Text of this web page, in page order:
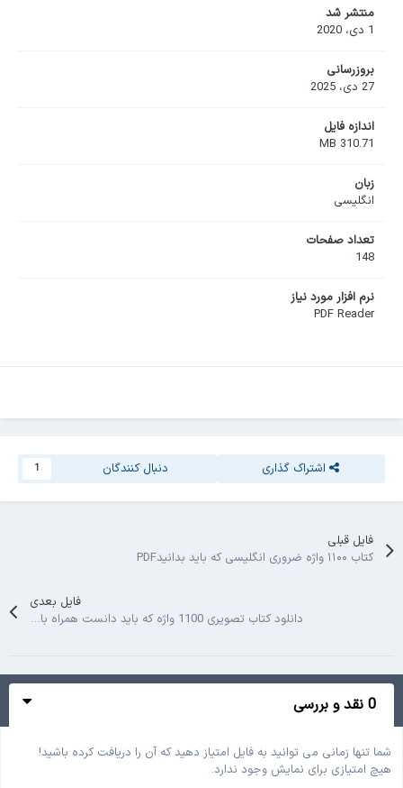
منتشر شد
1 دی، 2020
بروزرسانی
27 دی، 2025
اندازه فایل
310.71 MB
زبان
انگلیسی
تعداد صفحات
148
نرم افزار مورد نیاز
PDF Reader
اشتراک گذاری دنبال کنندگان 1
فایل قبلی
کتاب ۱۱۰۰ واژه ضروری انگلیسی که باید بدانیدPDF
فایل بعدی
دانلود کتاب تصویری 1100 واژه که باید دانست همراه با ترجمه فارسی
0 نقد و بررسی
شما تنها زمانی می توانید به فایل امتیاز دهید که آن را دریافت کرده باشید!
هیچ امتیازی برای نمایش وجود ندارد.